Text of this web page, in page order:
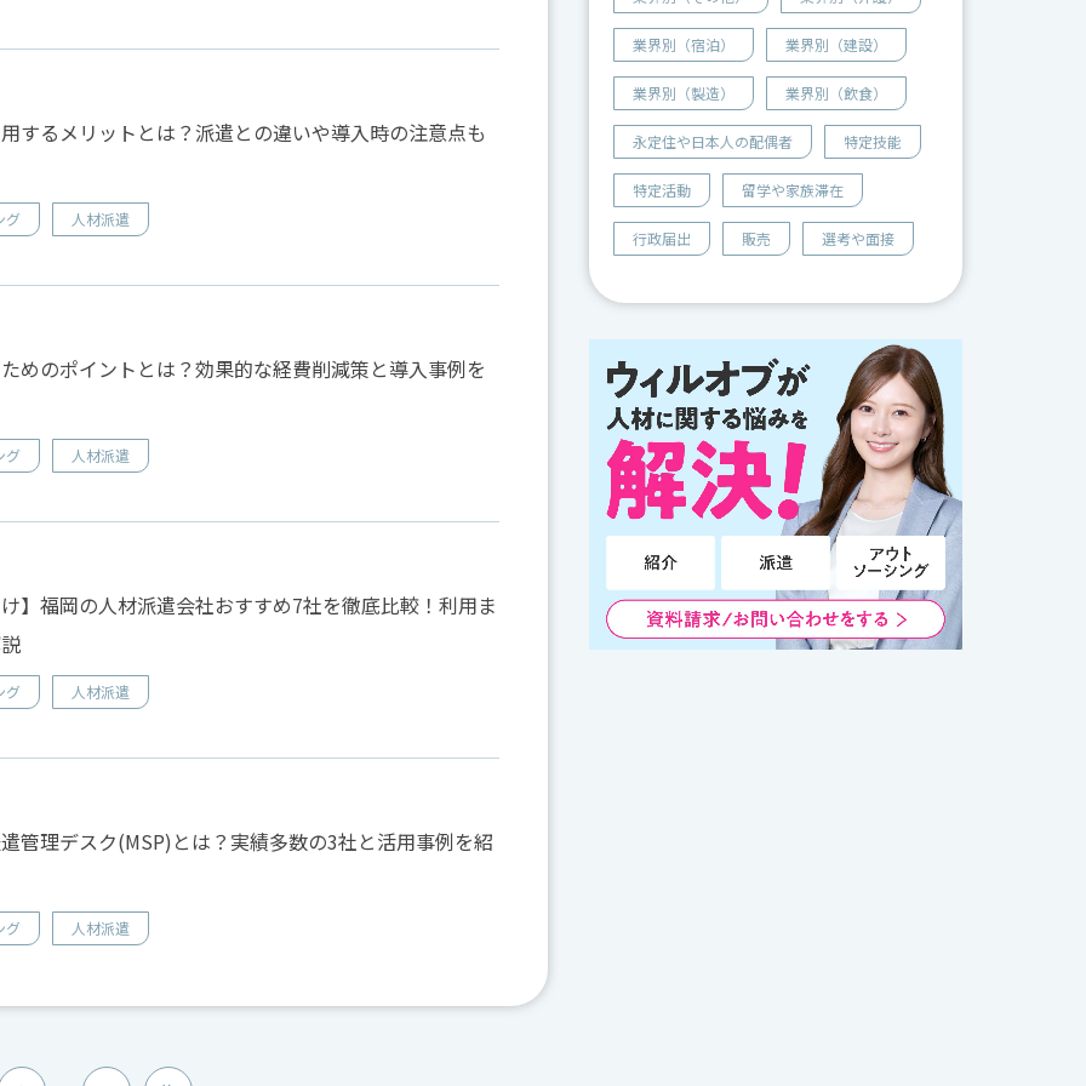
するメリットとは？派遣との違いや導入時の注意点も
グ 人材派遣
めのポイントとは？効果的な経費削減策と導入事例を
グ 人材派遣
】福岡の人材派遣会社おすすめ7社を徹底比較！利用ま
グ 人材派遣
管理デスク(MSP)とは？実績多数の3社と活用事例を紹
グ 人材派遣
業界別（宿泊） 業界別（建設）
業界別（製造） 業界別（飲食）
永定住や日本人の配偶者 特定技能
特定活動 留学や家族滞在
行政届出 販売 選考や面接